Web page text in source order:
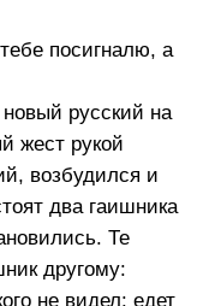
посигналю, а
русский на
жест рукой
возбудился и
два гаишника
Те
другому:
не видел: едет